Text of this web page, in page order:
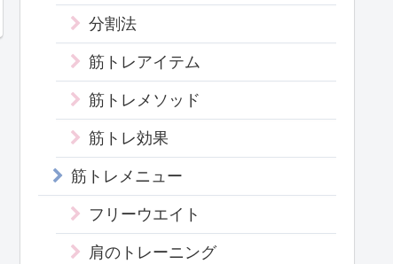
分割法
筋トレアイテム
筋トレメソッド
筋トレ効果
筋トレメニュー
フリーウエイト
肩のトレーニング